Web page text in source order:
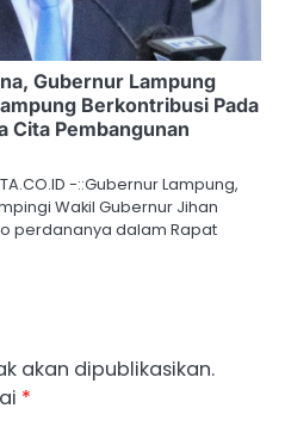
Gubernur Lampung
Berkontribusi Pada
Cita Pembangunan
-::Gubernur Lampung,
Wakil Gubernur Jihan
perdananya dalam Rapat
akan dipublikasikan.
*